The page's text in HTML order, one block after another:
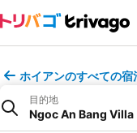
ホイアンのすべての宿
目的地
Ngoc An Bang Villa